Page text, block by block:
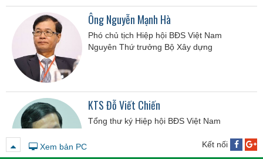
Ông Nguyễn Mạnh Hà
Phó chủ tịch Hiệp hội BĐS Việt Nam
Nguyên Thứ trưởng Bộ Xây dựng
KTS Đỗ Viết Chiến
Tổng thư ký Hiệp hội BĐS Việt Nam
Xem bản PC Kết nối